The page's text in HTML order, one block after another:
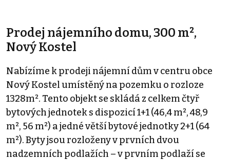
Prodej nájemního domu, 300 m²,
Nový Kostel
Nabízíme k prodeji nájemní dům v centru obce
Nový Kostel umístěný na pozemku o rozloze
1328m². Tento objekt se skládá z celkem čtyř
bytových jednotek s dispozicí 1+1 (46,4 m², 48,9
m², 56 m²) a jedné větší bytové jednotky 2+1 (64
m²). Byty jsou rozloženy v prvních dvou
nadzemních podlažích – v prvním podlaží se